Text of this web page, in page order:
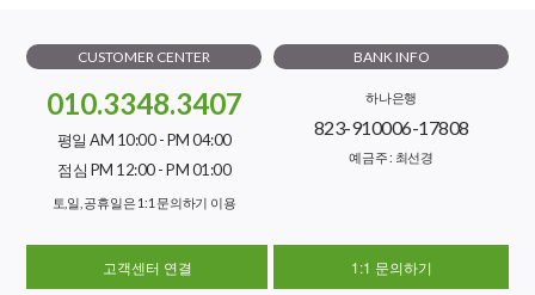
CUSTOMER CENTER
010.3348.3407
평일 AM 10:00 - PM 04:00
점심 PM 12:00 - PM 01:00
토,일, 공휴일은 1:1 문의하기 이용
BANK INFO
하나은행
823-910006-17808
예금주 : 최선경
고객센터 연결 1:1 문의하기